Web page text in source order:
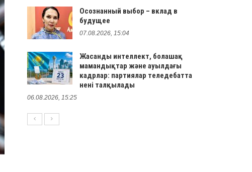
Осознанный выбор – вклад в
будущее
07.08.2026, 15:04
Жасанды интеллект, болашақ
мамандықтар және ауылдағы
кадрлар: партиялар теледебатта
нені талқылады
06.08.2026, 15:25